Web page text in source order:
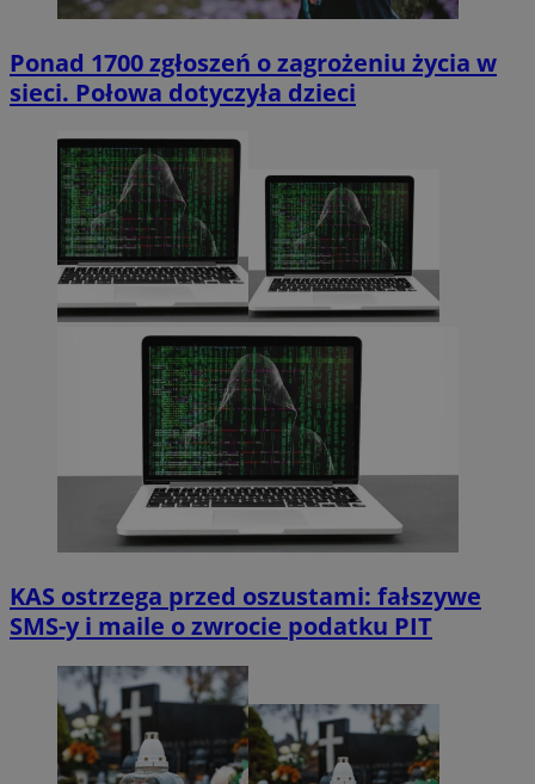
Ponad 1700 zgłoszeń o zagrożeniu życia w
sieci. Połowa dotyczyła dzieci
KAS ostrzega przed oszustami: fałszywe
SMS-y i maile o zwrocie podatku PIT